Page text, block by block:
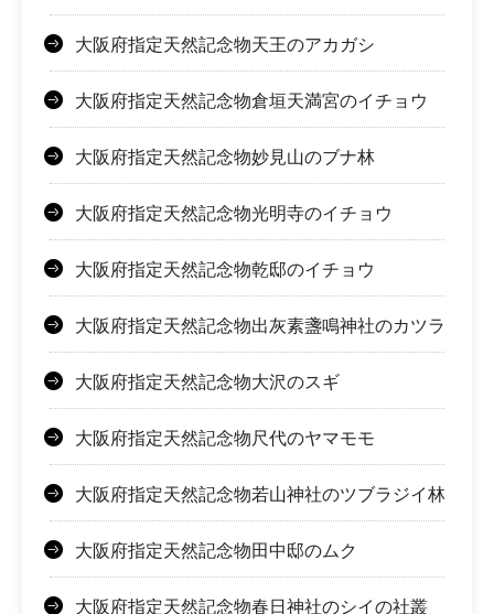
大阪府指定天然記念物天王のアカガシ
大阪府指定天然記念物倉垣天満宮のイチョウ
大阪府指定天然記念物妙見山のブナ林
大阪府指定天然記念物光明寺のイチョウ
大阪府指定天然記念物乾邸のイチョウ
大阪府指定天然記念物出灰素盞鳴神社のカツラ
大阪府指定天然記念物大沢のスギ
大阪府指定天然記念物尺代のヤマモモ
大阪府指定天然記念物若山神社のツブラジイ林
大阪府指定天然記念物田中邸のムク
大阪府指定天然記念物春日神社のシイの社叢